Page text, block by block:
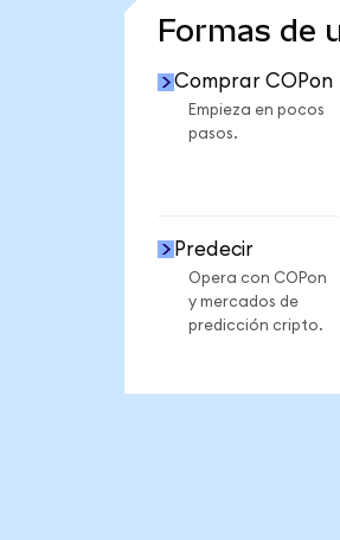
Formas de
Comprar COPon
Empieza en pocos
pasos.
Predecir
Opera con COPon
y mercados de
predicción cripto.